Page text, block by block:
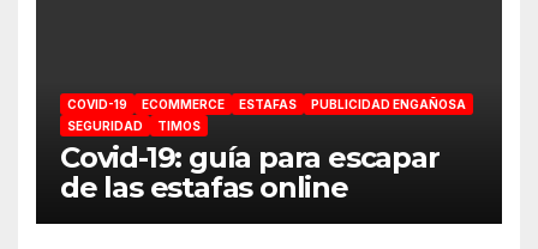
COVID-19 ECOMMERCE ESTAFAS
PUBLICIDAD ENGAÑOSA
SEGURIDAD
TIMOS
Covid-19: guía para escapar
de las estafas online